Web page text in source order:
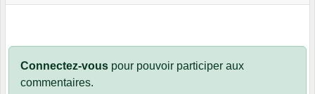
Connectez-vous pour pouvoir participer aux
commentaires.